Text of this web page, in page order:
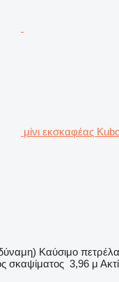
μίνι εκσκαφέας
Καύσιμο
σκαψίματος 3,96 μ